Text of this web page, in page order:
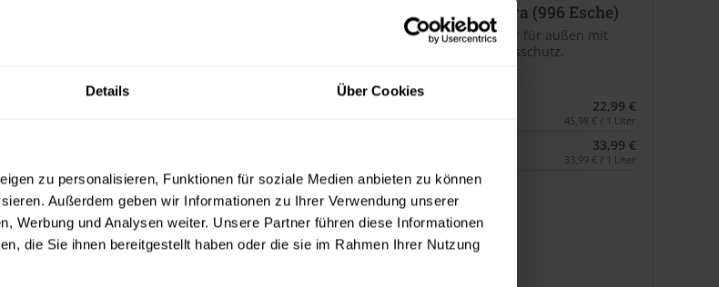
Details Über Cookies
zu personalisieren, Funktionen für soziale Medien anbieten zu können
Außerdem geben wir Informationen zu Ihrer Verwendung unserer
Werbung und Analysen weiter. Unsere Partner führen diese Informationen
die Sie ihnen bereitgestellt haben oder die sie im Rahmen Ihrer Nutzung
(1)
36,49 €
36,49 € / 1 Liter
Cetol HLS extra (996 Esche)
Dünnschichtlasur für außen mit
EXTRA Witterungsschutz.
22,99 €
45,98 € / 1 Liter
33,99 €
33,99 € / 1 Liter
3 weitere